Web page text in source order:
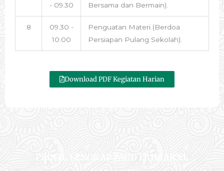
- 09.30
Bersama dan Bermain).
8
09.30 -
10.00
Penguatan Materi (Berdoa
Persiapan Pulang Sekolah).
Download PDF Kegiatan Harian
PROFIL LENGKAP PAUD IT DAAR EL